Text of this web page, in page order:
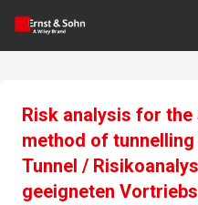
Risk analysis for
method of
Tunnel /
geeigneten